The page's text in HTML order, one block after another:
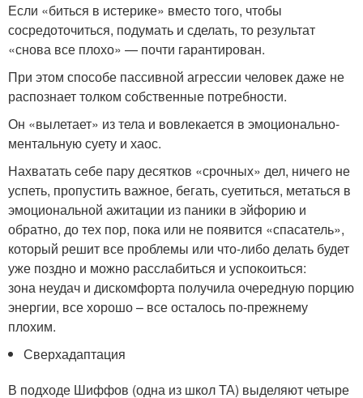
Если «биться в истерике» вместо того, чтобы
сосредоточиться, подумать и сделать, то результат
«снова все плохо» — почти гарантирован.
При этом способе пассивной агрессии человек даже не
распознает толком собственные потребности.
Он «вылетает» из тела и вовлекается в эмоционально-
ментальную суету и хаос.
Нахватать себе пару десятков «срочных» дел, ничего не
успеть, пропустить важное, бегать, суетиться, метаться в
эмоциональной ажитации из паники в эйфорию и
обратно, до тех пор, пока или не появится «спасатель»,
который решит все проблемы или что-либо делать будет
уже поздно и можно расслабиться и успокоиться:
зона неудач и дискомфорта получила очередную порцию
энергии, все хорошо – все осталось по-прежнему
плохим.
Сверхадаптация
В подходе Шиффов (одна из школ ТА) выделяют четыре